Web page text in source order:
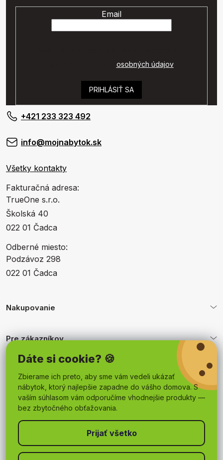
Dáte si cookie? 🍪
Zbierame ich preto, aby sme vám vedeli ukázať
nábytok, ktorý najlepšie zapadne do vášho domova. S
vaším súhlasom vám odporučíme vhodnejšie produkty —
bez zbytočného obťažovania.
Email
osobných údajov.
PRIHLÁSIŤ SA
+421 233 323 492
info@mojnabytok.sk
Všetky kontakty
Fakturačná adresa:
TrueOne s.r.o.
Školská 40
022 01 Čadca
Odberné miesto:
Podzávoz 298
022 01 Čadca
Nakupovanie
Pre zákazníkov